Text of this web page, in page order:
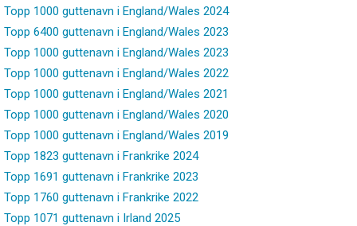
Topp 1000 guttenavn i England/Wales 2024
Topp 6400 guttenavn i England/Wales 2023
Topp 1000 guttenavn i England/Wales 2023
Topp 1000 guttenavn i England/Wales 2022
Topp 1000 guttenavn i England/Wales 2021
Topp 1000 guttenavn i England/Wales 2020
Topp 1000 guttenavn i England/Wales 2019
Topp 1823 guttenavn i Frankrike 2024
Topp 1691 guttenavn i Frankrike 2023
Topp 1760 guttenavn i Frankrike 2022
Topp 1071 guttenavn i Irland 2025